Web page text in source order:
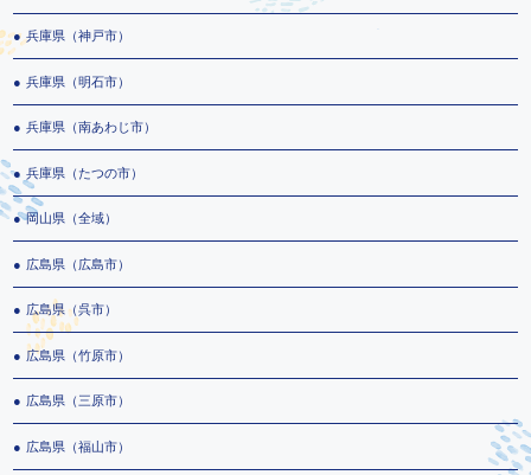
兵庫県（神戸市）
兵庫県（明石市）
兵庫県（南あわじ市）
兵庫県（たつの市）
岡山県（全域）
広島県（広島市）
広島県（呉市）
広島県（竹原市）
広島県（三原市）
広島県（福山市）